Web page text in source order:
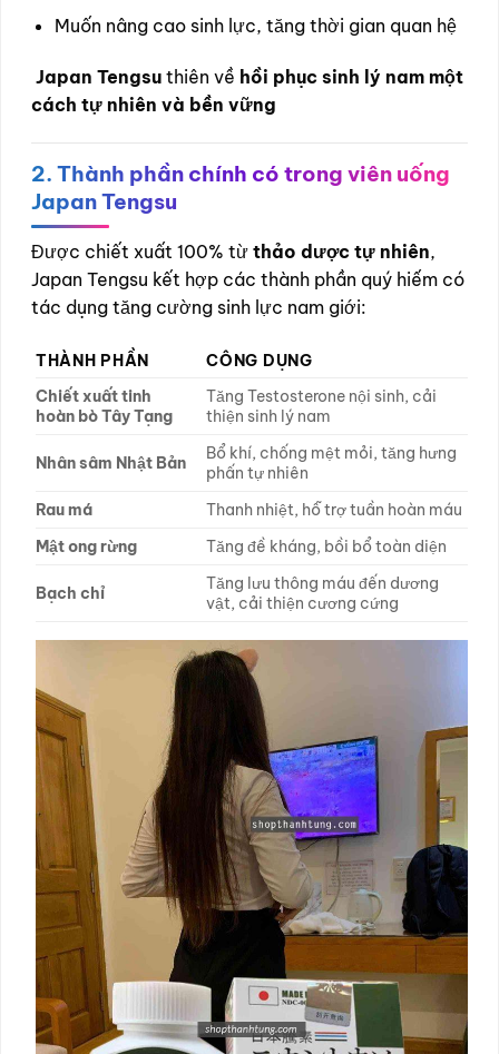
Muốn nâng cao sinh lực, tăng thời gian quan hệ
Japan Tengsu thiên về hồi phục sinh lý nam một
cách tự nhiên và bền vững
2. Thành phần chính có trong viên uống
Japan Tengsu
Được chiết xuất 100% từ thảo dược tự nhiên,
Japan Tengsu kết hợp các thành phần quý hiếm có
tác dụng tăng cường sinh lực nam giới:
THÀNH PHẦN
CÔNG DỤNG
Chiết xuất tinh
hoàn bò Tây Tạng
Tăng Testosterone nội sinh, cải
thiện sinh lý nam
Nhân sâm Nhật Bản
Bổ khí, chống mệt mỏi, tăng hưng
phấn tự nhiên
Rau má
Thanh nhiệt, hỗ trợ tuần hoàn máu
Mật ong rừng
Tăng đề kháng, bồi bổ toàn diện
Bạch chỉ
Tăng lưu thông máu đến dương
vật, cải thiện cương cứng